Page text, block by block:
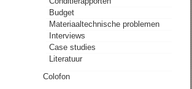
Budget
Materiaaltechnische problemen
Interviews
Case studies
Literatuur
Colofon